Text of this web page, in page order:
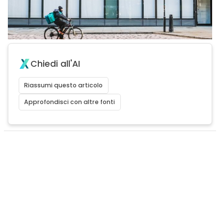
Chiedi all'AI
Riassumi questo articolo
Approfondisci con altre fonti